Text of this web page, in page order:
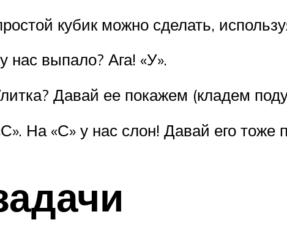
кубик можно сделать,
нас выпало? Ага! «У».
Давай ее покажем (кладем
На «С» у нас слон! Давай его тоже